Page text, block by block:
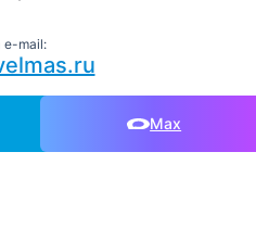
e-mail:
Max